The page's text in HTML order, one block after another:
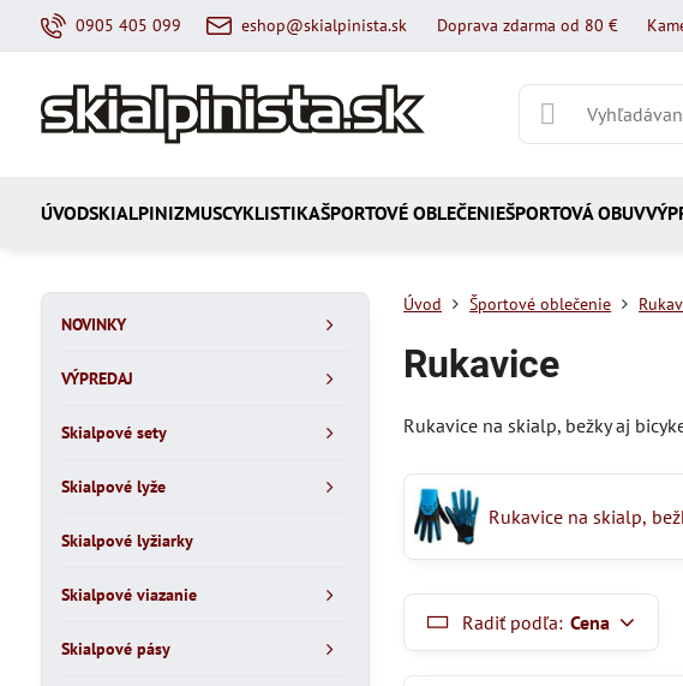
0905 405 099 eshop@skialpinista.sk Doprava zdarma od 80 €
ÚVODSKIALPINIZMUSCYKLISTIKAŠPORTOVÉ OBLEČENIEŠPORTOVÁ OBUV
Úvod Športové oblečenie
Rukavice
Rukavice na skialp, bežky aj
Rukavice na skialp,
Radiť podľa: Cena
NOVINKY
VÝPREDAJ
Skialpové sety
Skialpové lyže
Skialpové lyžiarky
Skialpové viazanie
Skialpové pásy